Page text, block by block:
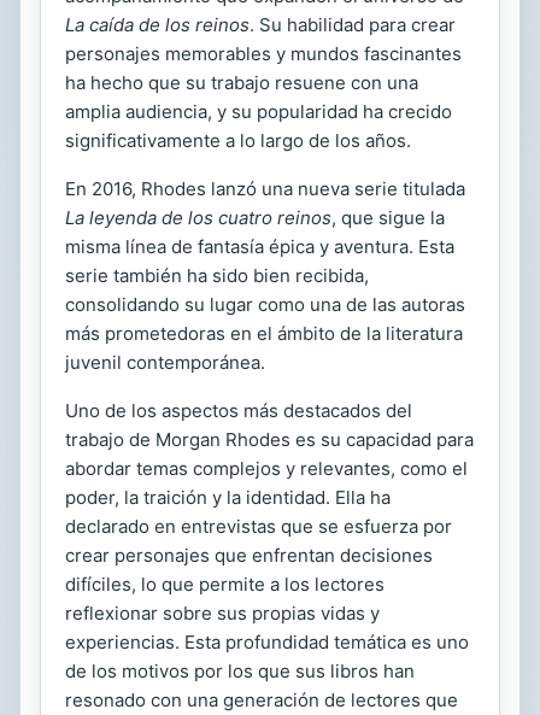
La caída de los reinos. Su habilidad para crear
personajes memorables y mundos fascinantes
ha hecho que su trabajo resuene con una
amplia audiencia, y su popularidad ha crecido
significativamente a lo largo de los años.
En 2016, Rhodes lanzó una nueva serie titulada
La leyenda de los cuatro reinos, que sigue la
misma línea de fantasía épica y aventura. Esta
serie también ha sido bien recibida,
consolidando su lugar como una de las autoras
más prometedoras en el ámbito de la literatura
juvenil contemporánea.
Uno de los aspectos más destacados del
trabajo de Morgan Rhodes es su capacidad para
abordar temas complejos y relevantes, como el
poder, la traición y la identidad. Ella ha
declarado en entrevistas que se esfuerza por
crear personajes que enfrentan decisiones
difíciles, lo que permite a los lectores
reflexionar sobre sus propias vidas y
experiencias. Esta profundidad temática es uno
de los motivos por los que sus libros han
resonado con una generación de lectores que